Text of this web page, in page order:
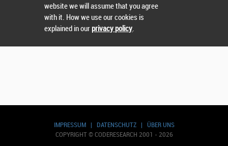
IMPRESSUM| DATENSCHUTZ| ÜBER UNS
COPYRIGHT © CODERESEARCH 2001 - 2026
website we will assume that you agree
with it. How we use our cookies is
explained in ourprivacy policy.